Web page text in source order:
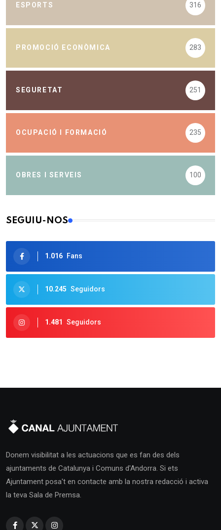
ESPORTS 316
PROMOCIÓ ECONÒMICA 283
SEGURETAT 251
OCUPACIÓ I FORMACIÓ 235
OBRES I SERVEIS 100
SEGUIU-NOS
1.016 Fans
10.245 Seguidors
1.481 Seguidors
Donem visibilitat a les actuacions que es fan des dels
ajuntaments de Catalunya i Comuns d'Andorra. Si ets
Ajuntament posa't en contacte amb la nostra redacció i activa
la teva Sala de Premsa.